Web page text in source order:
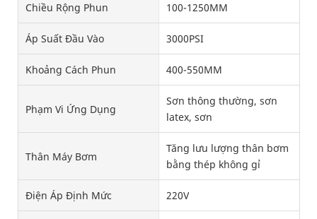
Chiều Rộng Phun 100-1250MM
Áp Suất Đầu Vào 3000PSI
Khoảng Cách Phun 400-550MM
Phạm Vi Ứng Dụng
Sơn thông thường, sơn
latex, sơn
Thân Máy Bơm
Tăng lưu lượng thân bơm
bằng thép không gỉ
Điện Áp Định Mức 220V